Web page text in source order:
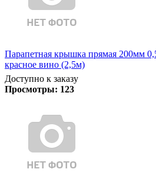
Парапетная крышка прямая 200мм
красное вино (2,5м)
Доступно к заказу
Просмотры: 123